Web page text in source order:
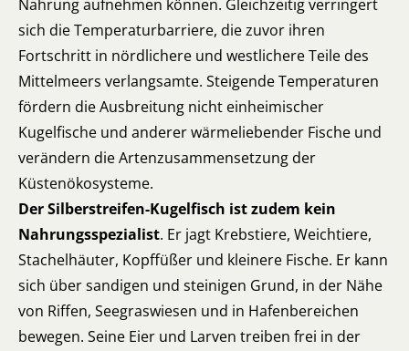
Nahrung aufnehmen können. Gleichzeitig verringert
sich die Temperaturbarriere, die zuvor ihren
Fortschritt in nördlichere und westlichere Teile des
Mittelmeers verlangsamte. Steigende Temperaturen
fördern die Ausbreitung nicht einheimischer
Kugelfische und anderer wärmeliebender Fische und
verändern die Artenzusammensetzung der
Küstenökosysteme.
Der Silberstreifen-Kugelfisch ist zudem kein
Nahrungsspezialist. Er jagt Krebstiere, Weichtiere,
Stachelhäuter, Kopffüßer und kleinere Fische. Er kann
sich über sandigen und steinigen Grund, in der Nähe
von Riffen, Seegraswiesen und in Hafenbereichen
bewegen. Seine Eier und Larven treiben frei in der